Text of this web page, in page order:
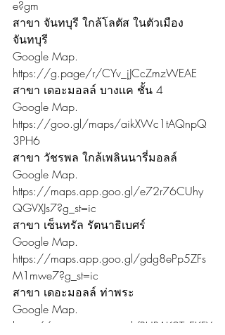
e?gm
สาขา จันทบุรี ใกล้โลตัส ในตัวเมือง
จันทบุรี
Google Map.
https://g.page/r/CYv_jJCcZmzWEAE
สาขา เดอะมอลล์ บางเเค ชั้น 4
Google Map.
https://goo.gl/maps/aikXWc1tAQnpQ
3PH6
สาขา วัชรพล ใกล้เพลินนารี่มอลล์
Google Map.
https://maps.app.goo.gl/e72r76CUhy
QGVXJs7?g_st=ic
สาขา เซ็นทรัล รัตนาธิเบศร์
Google Map.
https://maps.app.goo.gl/gdg8ePp5ZFs
M1mwe7?g_st=ic
สาขา เดอะมอลล์ ท่าพระ
Google Map.
https://maps.app.goo.gl/RURAK2TxEKFY